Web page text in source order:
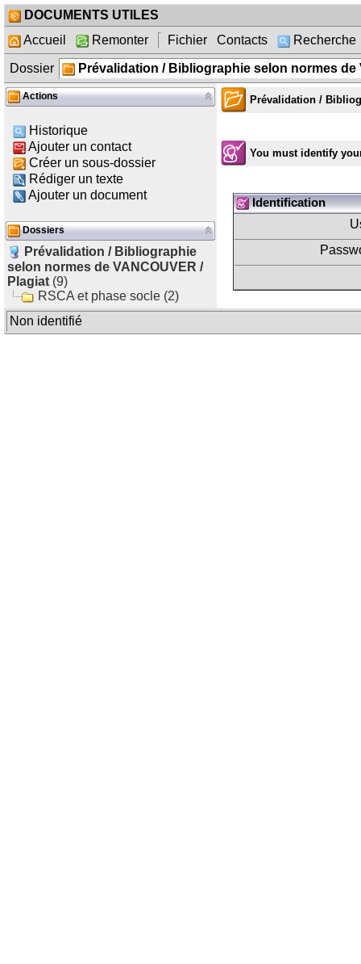
DOCUMENTS UTILES
Accueil
Remonter Fichier Contacts Recherche
Dossier Prévalidation / Bibliographie selon normes de
Actions
Historique
Ajouter un contact
Créer un sous-dossier
Rédiger un texte
Ajouter un document
Dossiers
Prévalidation / Bibliographie
selon normes de VANCOUVER /
Plagiat (9)
RSCA et phase socle (2)
Prévalidation /
You must identify
Identification
Non identifié